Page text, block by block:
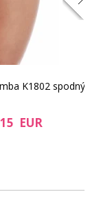
21.53 EUR
K1802 spodný
EUR